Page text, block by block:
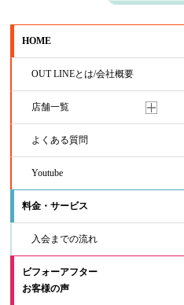
HOME
OUT LINEとは/会社概要
店舗一覧
よくある質問
Youtube
料金・サービス
入会までの流れ
ビフォーアフター
お客様の声